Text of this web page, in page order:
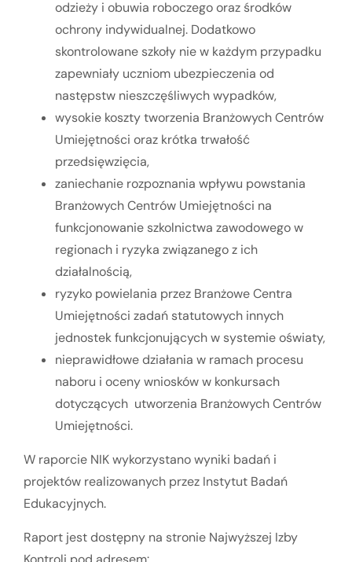
odzieży i obuwia roboczego oraz środków
ochrony indywidualnej. Dodatkowo
skontrolowane szkoły nie w każdym przypadku
zapewniały uczniom ubezpieczenia od
następstw nieszczęśliwych wypadków,
wysokie koszty tworzenia Branżowych Centrów
Umiejętności oraz krótka trwałość
przedsięwzięcia,
zaniechanie rozpoznania wpływu powstania
Branżowych Centrów Umiejętności na
funkcjonowanie szkolnictwa zawodowego w
regionach i ryzyka związanego z ich
działalnością,
ryzyko powielania przez Branżowe Centra
Umiejętności zadań statutowych innych
jednostek funkcjonujących w systemie oświaty,
nieprawidłowe działania w ramach procesu
naboru i oceny wniosków w konkursach
dotyczących utworzenia Branżowych Centrów
Umiejętności.
W raporcie NIK wykorzystano wyniki badań i
projektów realizowanych przez Instytut Badań
Edukacyjnych.
Raport jest dostępny na stronie Najwyższej Izby